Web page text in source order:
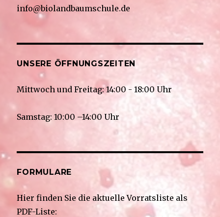
info@biolandbaumschule.de
UNSERE ÖFFNUNGSZEITEN
Mittwoch und Freitag: 14:00 - 18:00 Uhr
Samstag: 10:00 –14:00 Uhr
FORMULARE
Hier finden Sie die aktuelle Vorratsliste als
PDF-Liste: